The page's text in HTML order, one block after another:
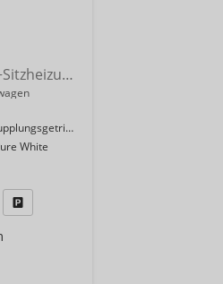
Trend 115PS DSG AppConnect+Sitzheizung+PDC+Alu16+LED+DAB+FrontAssist
Doppelkupplungsgetriebe (DSG)
White
an (PDF)